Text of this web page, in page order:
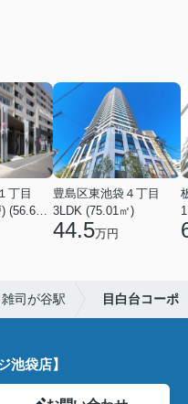
丁目
豊島区東池袋４丁目
3LDK (75.01㎡)
44.5万円
雑司が谷駅 目白台コーポ
池袋店】